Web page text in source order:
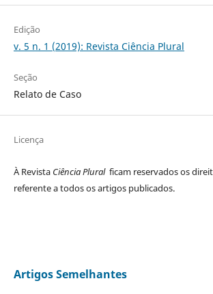
Edição
v. 5 n. 1 (2019): Revista Ciência Plural
Seção
Relato de Caso
Licença
À Revista Ciência Plural ficam reservados os
referente a todos os artigos publicados.
Artigos Semelhantes